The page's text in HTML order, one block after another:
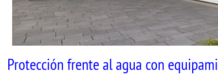
Protección frente al agua con